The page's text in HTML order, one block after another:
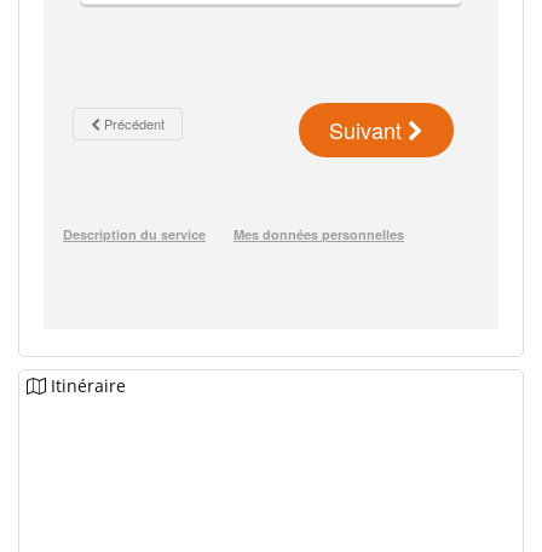
Itinéraire